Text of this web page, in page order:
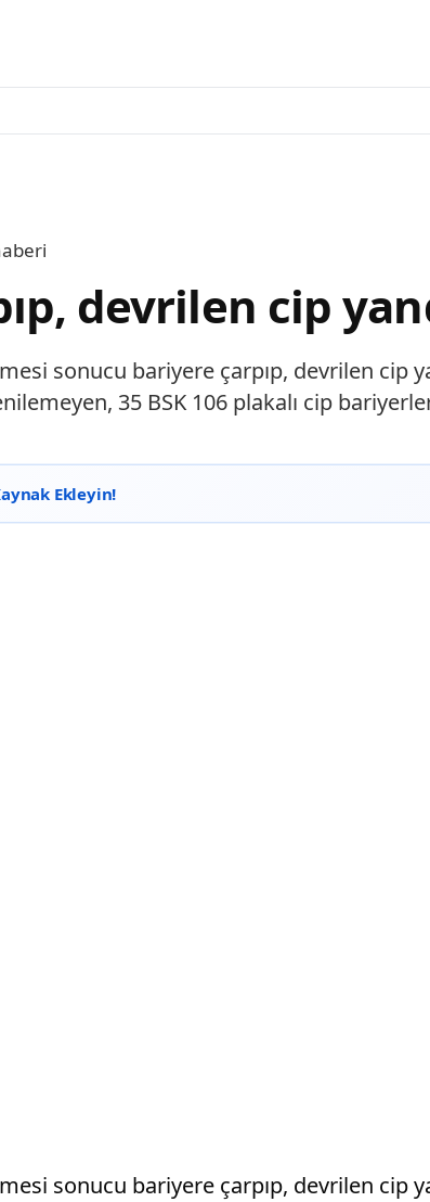
devrilen cip
sonucu bariyere çarpıp, devrilen cip
35 BSK 106 plakalı cip
Ekleyin!
sonucu bariyere çarpıp, devrilen cip